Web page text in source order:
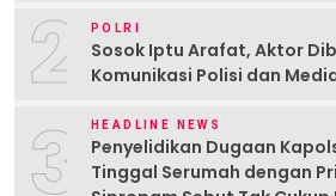
2 POLRI
Sosok Iptu Arafat, Aktor
Komunikasi Polisi dan
3 HEADLINE NEWS
Penyelidikan Dugaan
Tinggal Serumah dengan